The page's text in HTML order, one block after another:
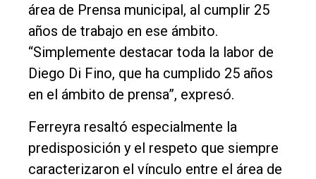
área de Prensa municipal, al cumplir 25
años de trabajo en ese ámbito.
“Simplemente destacar toda la labor de
Diego Di Fino, que ha cumplido 25 años
en el ámbito de prensa”, expresó.
Ferreyra resaltó especialmente la
predisposición y el respeto que siempre
caracterizaron el vínculo entre el área de